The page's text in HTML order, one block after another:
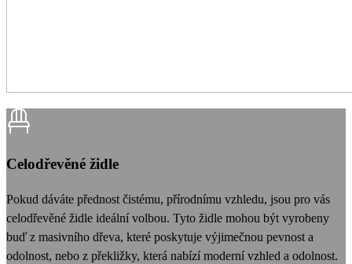
Celodřevěné židle
Pokud dáváte přednost čistému, přírodnímu vzhledu, jsou pro vás
celodřevěné židle ideální volbou. Tyto židle mohou být vyrobeny
buď z masivního dřeva, které poskytuje výjimečnou pevnost a
odolnost, nebo z překližky, která nabízí moderní vzhled a odolnost.